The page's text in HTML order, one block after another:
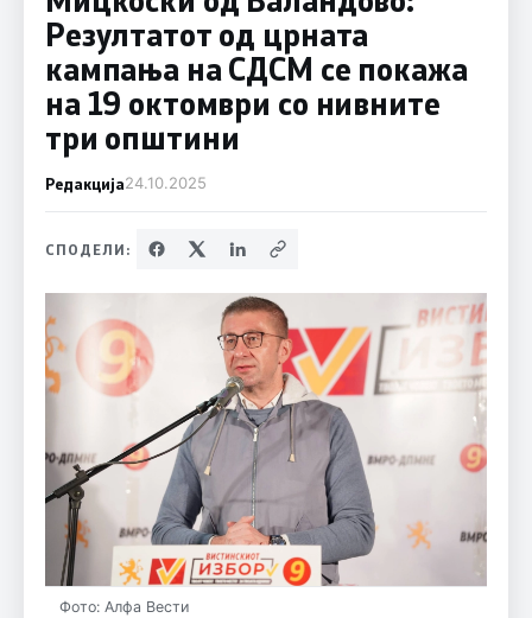
Резултатот од црната
кампања на СДСМ се покажа
на 19 октомври со нивните
три општини
Редакција24.10.2025
СПОДЕЛИ:
Фото: Алфа Вести